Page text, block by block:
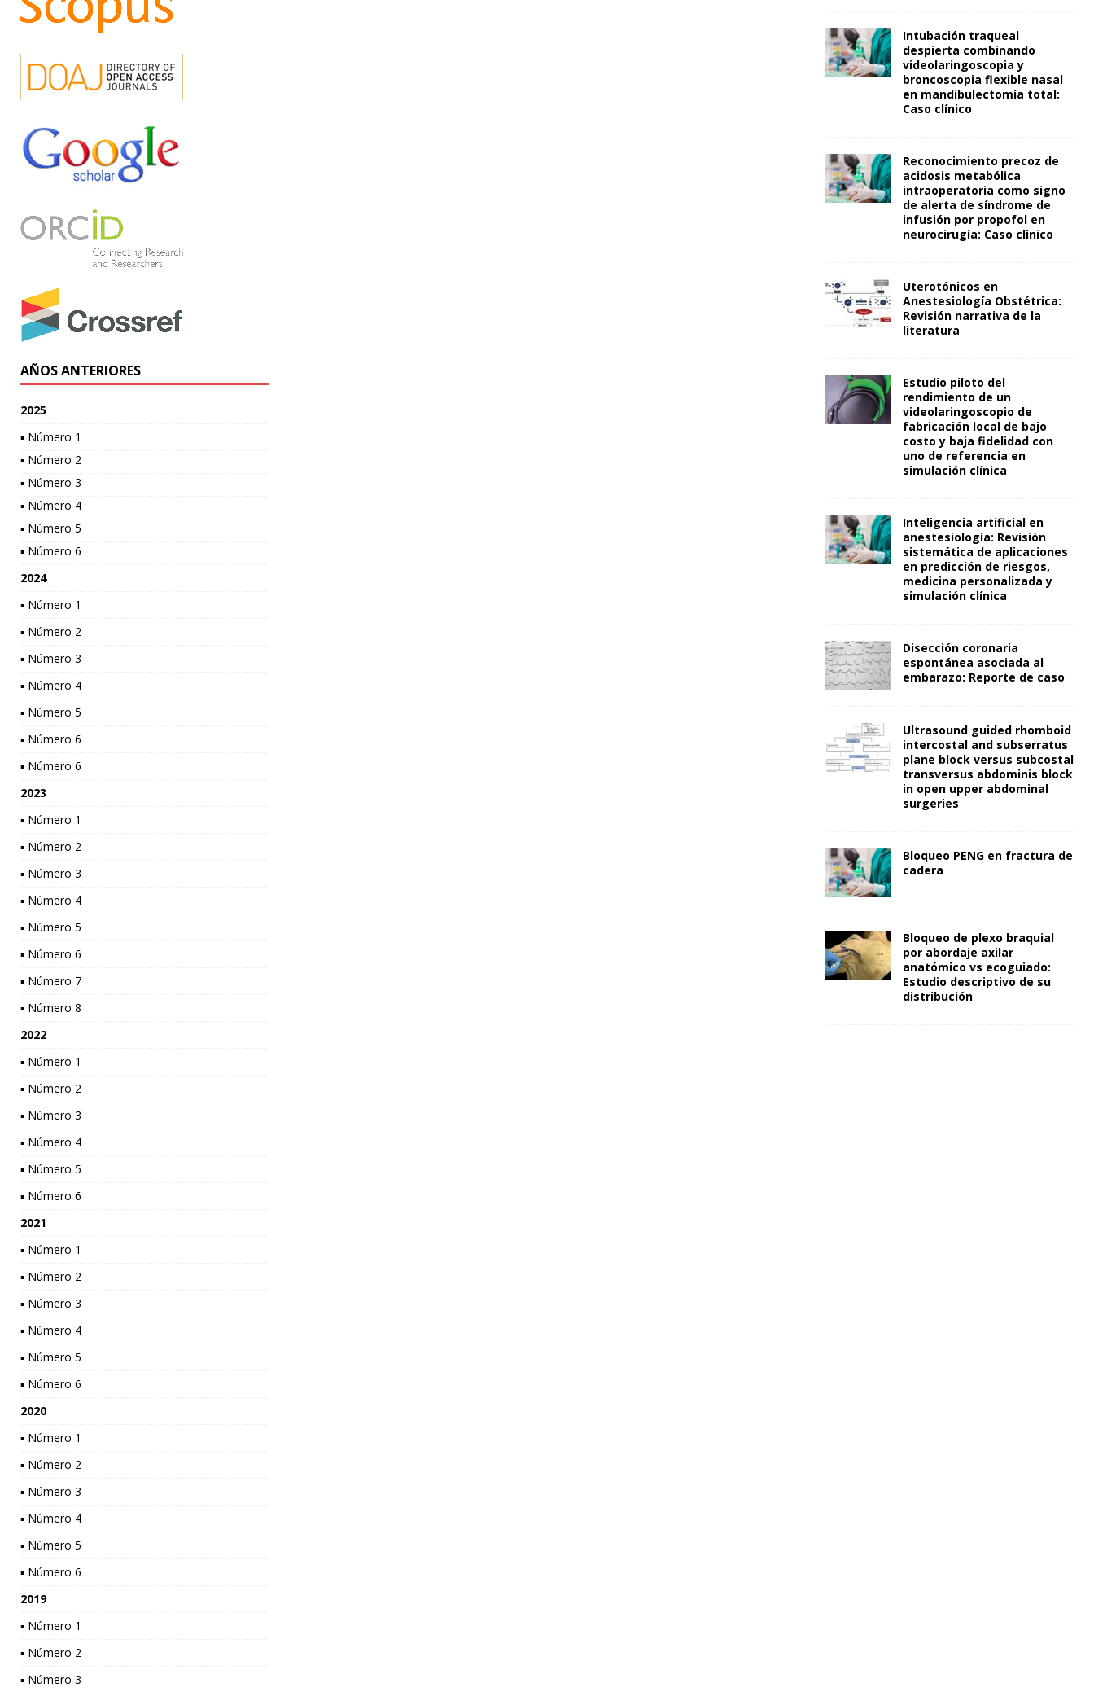
AÑOS ANTERIORES
2025
▪ Número 1
▪ Número 2
▪ Número 3
▪ Número 4
▪ Número 5
▪ Número 6
2024
▪ Número 1
▪ Número 2
▪ Número 3
▪ Número 4
▪ Número 5
▪ Número 6
▪ Número 6
2023
▪ Número 1
▪ Número 2
▪ Número 3
▪ Número 4
▪ Número 5
▪ Número 6
▪ Número 7
▪ Número 8
2022
▪ Número 1
▪ Número 2
▪ Número 3
▪ Número 4
▪ Número 5
▪ Número 6
2021
▪ Número 1
▪ Número 2
▪ Número 3
▪ Número 4
▪ Número 5
▪ Número 6
2020
▪ Número 1
▪ Número 2
▪ Número 3
▪ Número 4
▪ Número 5
▪ Número 6
2019
▪ Número 1
▪ Número 2
▪ Número 3
Intubación traqueal
despierta combinando
videolaringoscopia y
broncoscopia flexible nasal
en mandibulectomía total:
Caso clínico
Reconocimiento precoz de
acidosis metabólica
intraoperatoria como signo
de alerta de síndrome de
infusión por propofol en
neurocirugía: Caso clínico
Uterotónicos en
Anestesiología Obstétrica:
Revisión narrativa de la
literatura
Estudio piloto del
rendimiento de un
videolaringoscopio de
fabricación local de bajo
costo y baja fidelidad con
uno de referencia en
simulación clínica
Inteligencia artificial en
anestesiología: Revisión
sistemática de aplicaciones
en predicción de riesgos,
medicina personalizada y
simulación clínica
Disección coronaria
espontánea asociada al
embarazo: Reporte de caso
Ultrasound guided rhomboid
intercostal and subserratus
plane block versus subcostal
transversus abdominis block
in open upper abdominal
surgeries
Bloqueo PENG en fractura de
cadera
Bloqueo de plexo braquial
por abordaje axilar
anatómico vs ecoguiado:
Estudio descriptivo de su
distribución